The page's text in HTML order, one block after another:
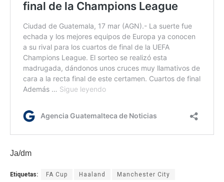
Ja/dm
Etiquetas: FA Cup Haaland Manchester City